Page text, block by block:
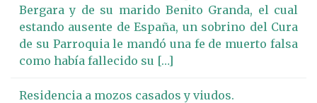
Bergara y de su marido Benito Granda, el cual
estando ausente de España, un sobrino del Cura
de su Parroquia le mandó una fe de muerto falsa
como había fallecido su […]
Residencia a mozos casados y viudos.